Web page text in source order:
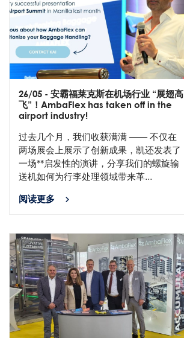
26/05 - 安霸福莱克斯在机场行业 “展翅高
飞”！AmbaFlex has taken off in the
airport industry!
过去几个月，我们收获满满 —— 不仅在
两场展会上展示了创新成果，凯还发表了
一场**启发性的演讲，分享我们的螺旋输
送机如何为行李处理领域带来革...
阅读更多